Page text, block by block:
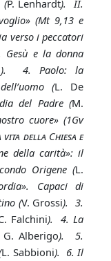
(P. Lenhardt). II.
(Mt 9,13 e
verso i peccatori
e la donna
). 4. Paolo: la
(L. De
del Padre (M.
cuore» (1Gv
vita della Chiesa e
della carità»: il
Origene (L.
Capaci di
(V. Grossi). 3.
Falchini). 4. La
Alberigo). 5.
L. Sabbioni). 6. Il